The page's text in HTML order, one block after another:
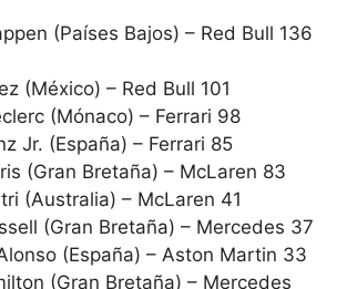
(Países Bajos) – Red Bull 136
(México) – Red Bull 101
(Mónaco) – Ferrari 98
Jr. (España) – Ferrari 85
(Gran Bretaña) – McLaren 83
(Australia) – McLaren 41
(Gran Bretaña) – Mercedes 37
(España) – Aston Martin 33
(Gran Bretaña) – Mercedes